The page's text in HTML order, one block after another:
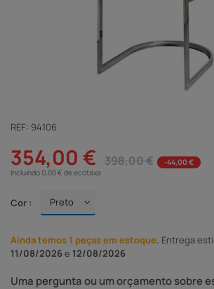
REF: 94106
354,00 € 398,00 €
-44,00 €
Incluindo 0,00 € de ecotaxa
Cor :
Ainda temos 1 peças em estoque, Entrega
11/08/2026e 12/08/2026
Uma pergunta ou um orçamento sobre